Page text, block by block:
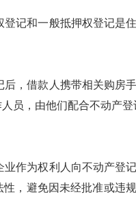
记和一般抵押权登记是
，借款人携带相关购房
员，由他们配合不动产登
作为权利人向不动产登
，避免因未经批准或违